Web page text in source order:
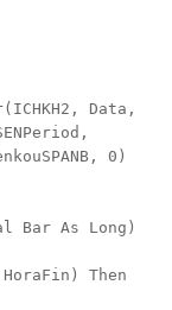
Data,
0)
Bar As Long)
Then